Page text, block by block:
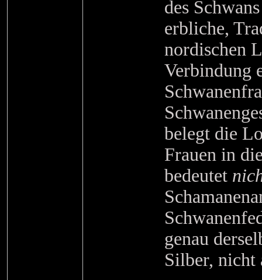
des
erbliche,
nordischen
Verbindung
belegt die
Frauen in
bedeutet
genau
Silber, nicht